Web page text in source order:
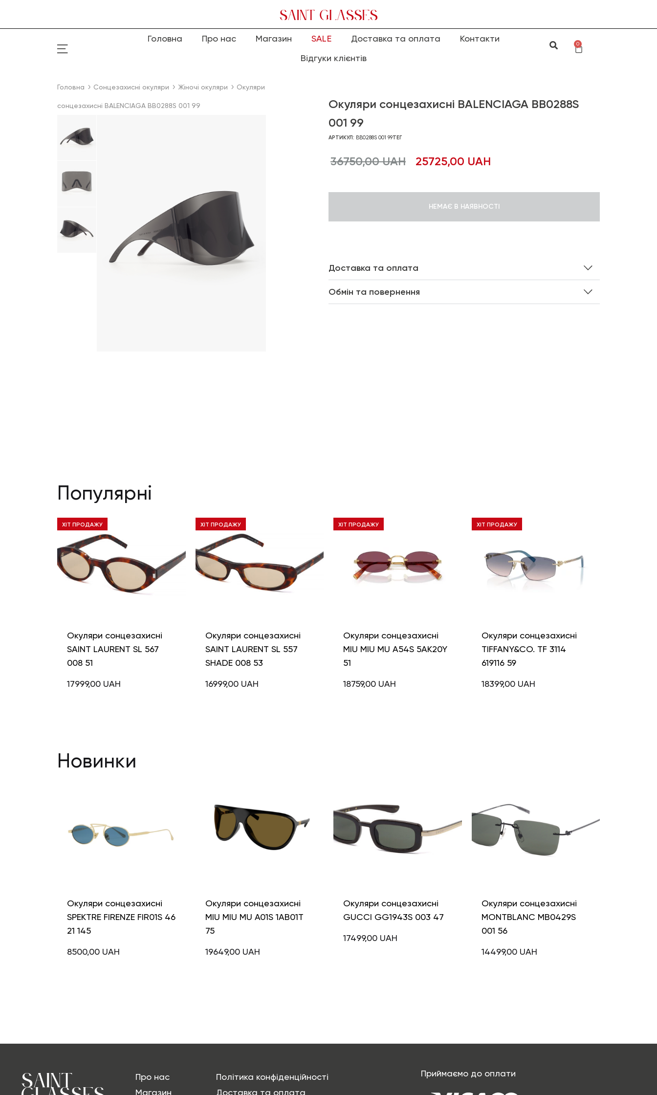
Головна Про нас Магазин SALE Доставка та оплата
Контакти
Відгуки клієнтів
0
Головна Сонцезахисні окуляри Жіночі окуляри Окуляри
сонцезахисні BALENCIAGA BB0288S 001 99
Окуляри сонцезахисні BALENCIAGA BB0288S
001 99
АРТИКУЛ: BB0288S 001 99ТЕГ
25725,00 UAH
36750,00UAH
НЕМАЄ В НАЯВНОСТІ
Доставка та оплата
Обмін та повернення
Популярні
ХІТ ПРОДАЖУ
Окуляри сонцезахисні
SAINT LAURENT SL 567
008 51
17999,00 UAH
ХІТ ПРОДАЖУ
Окуляри сонцезахисні
SAINT LAURENT SL 557
SHADE 008 53
16999,00 UAH
ХІТ ПРОДАЖУ
Окуляри сонцезахисні
MIU MIU MU A54S 5AK20Y
51
18759,00 UAH
ХІТ ПРОДАЖУ
Окуляри сонцезахисні
TIFFANY&CO. TF 3114
619116 59
18399,00 UAH
Новинки
Окуляри сонцезахисні
SPEKTRE FIRENZE FIR01S 46
21 145
8500,00 UAH
Окуляри сонцезахисні
MIU MIU MU A01S 1AB01T
75
19649,00 UAH
Окуляри сонцезахисні
GUCCI GG1943S 003 47
17499,00 UAH
Окуляри сонцезахисні
MONTBLANC MB0429S
001 56
14499,00 UAH
Про нас
Магазин
Політика конфіденційності
Доставка та оплата
Приймаємо до оплати